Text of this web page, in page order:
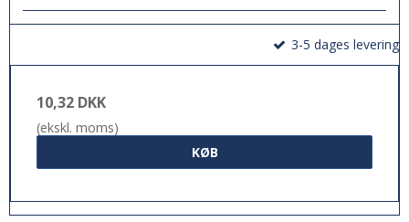
3-5 dages levering
10,32 DKK
(ekskl. moms)
KØB